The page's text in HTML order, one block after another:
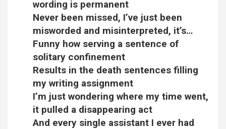
wording is permanent
Never been missed, I’ve just been
misworded and misinterpreted, it’s…
Funny how serving a sentence of
solitary confinement
Results in the death sentences filling
my writing assignment
I’m just wondering where my time went,
it pulled a disappearing act
And every single assistant I ever had